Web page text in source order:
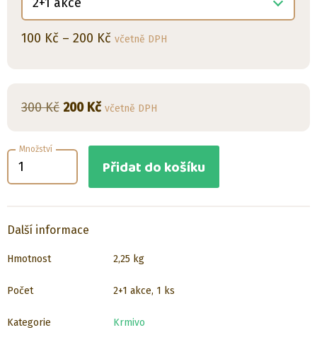
100 Kč – 200 Kč Rozpětí
200 Kč
včetně DPH
300Kč Původní
byla:
300 Kč.
200 KčAktuální
je:
200 Kč.
včetně DPH
Množství
Přidat do košíku
Další informace
Hmotnost 2,25 kg
Počet 2+1 akce, 1 ks
Kategorie Krmivo